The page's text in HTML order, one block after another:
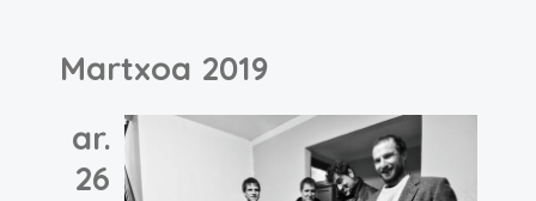
Martxoa 2019
ar.
26